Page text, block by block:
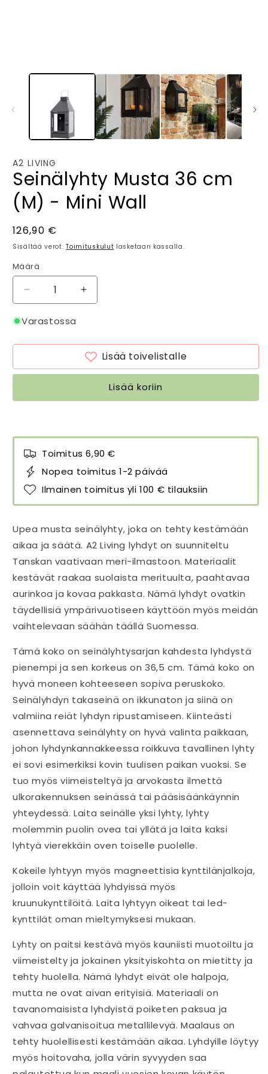
A2 LIVING
Seinälyhty Musta 36 cm
(M) - Mini Wall
Normaalihinta
126,90 €
Sisältää verot.Toimituskulut lasketaan kassalla.
Määrä
Määrä
Vähennä
tuotteen
Seinälyhty
36
(M)
Lisää
tuotteen
36
cm
(M)
Varastossa
Lisää toivelistalle
Lisää koriin
Toimitus 6,90 €
Nopea toimitus 1-2 päivää
Ilmainen toimitus yli 100 € tilauksiin
Upea musta seinälyhty, joka on tehty kestämään
aikaa ja säätä. A2 Living lyhdyt on suunniteltu
Tanskan vaativaan meri-ilmastoon. Materiaalit
kestävät raakaa suolaista merituulta, paahtavaa
aurinkoa ja kovaa pakkasta. Nämä lyhdyt ovatkin
täydellisiä ympärivuotiseen käyttöön myös meidän
vaihtelevaan säähän täällä Suomessa.
Tämä koko on seinälyhtysarjan kahdesta lyhdystä
pienempi ja sen korkeus on 36,5 cm. Tämä koko on
hyvä moneen kohteeseen sopiva peruskoko.
Seinälyhdyn takaseinä on ikkunaton ja siinä on
valmiina reiät lyhdyn ripustamiseen. Kiinteästi
asennettava seinälyhty on hyvä valinta paikkaan,
johon lyhdynkannakkeessa roikkuva tavallinen lyhty
ei sovi esimerkiksi kovin tuulisen paikan vuoksi. Se
tuo myös viimeisteltyä ja arvokasta ilmettä
ulkorakennuksen seinässä tai pääsisäänkäynnin
yhteydessä. Laita seinälle yksi lyhty, lyhty
molemmin puolin ovea tai yllätä ja laita kaksi
lyhtyä vierekkäin oven toiselle puolelle.
Kokeile lyhtyyn myös magneettisia kynttilänjalkoja,
jolloin voit käyttää lyhdyissä myös
kruunukynttilöitä. Laita lyhtyyn oikeat tai led-
kynttilät oman mieltymyksesi mukaan.
Lyhty on paitsi kestävä myös kauniisti muotoiltu ja
viimeistelty ja jokainen yksityiskohta on mietitty ja
tehty huolella. Nämä lyhdyt eivät ole halpoja,
mutta ne ovat aivan erityisiä. Materiaali on
tavanomaisista lyhdyistä poiketen paksua ja
vahvaa galvanisoitua metallilevyä. Maalaus on
tehty huolellisesti kestämään aikaa. Lyhdyille löytyy
myös hoitovaha, jolla värin syvyyden saa